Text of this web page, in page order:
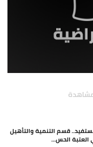
مشاهدة
ألف مستفيد.. قسم التنمية والتأهيل
العتبة الحس...